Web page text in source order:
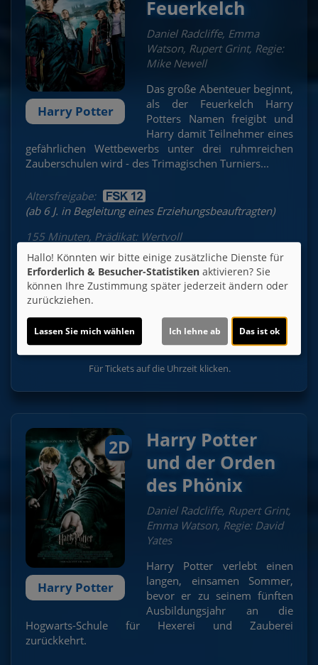
Harry Potter
Feuerkelch
Daniel Radcliffe, Emma
Watson, Rupert Grint, Regie:
Mike Newell
Das große Abenteuer beginnt,
als der Feuerkelch Harry
Potters Namen freigibt und
Harry damit Teilnehmer eines
gefährlichen Wettbewerbs unter drei ruhmreichen
Zauberschulen wird - des Trimagischen Turniers...
Altersfreigabe:
(ab 6 J. in Begleitung eines Erziehungsbeauftragten)
155 Minuten, Prädikat: Wertvoll
So 30.08.
19:15
Für Tickets auf die Uhrzeit klicken.
2D
Harry Potter
Harry Potter
und der Orden
des Phönix
Daniel Radcliffe, Rupert Grint,
Emma Watson, Regie: David
Yates
Harry Potter verlebt einen
langen, einsamen Sommer,
bevor er zu seinem fünften
Ausbildungsjahr an die
Hogwarts-Schule für Hexerei und Zauberei
zurückkehrt.
Hallo! Könnten wir bitte einige zusätzliche Dienste für
Erforderlich & Besucher-Statistiken aktivieren? Sie
können Ihre Zustimmung später jederzeit ändern oder
zurückziehen.
Lassen Sie mich wählen Ich lehne ab Das ist ok